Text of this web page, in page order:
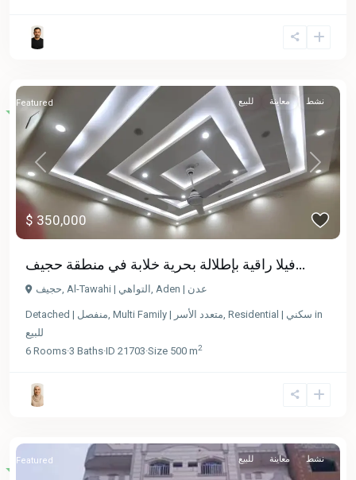
Previous Next
$ 350,000
للبيع معاينة نشط Featured
فيلا راقية بإطلالة بحرية خلابة في منطقة حجيف...
حجيف, Al-Tawahi | التواهي , Aden | عدن
Detached | منفصل, Multi Family | متعدد الأسر, Residential | سكني in
للبيع
6 Rooms·3 Baths·ID 21703·Size 500 m2
للبيع معاينة نشط Featured